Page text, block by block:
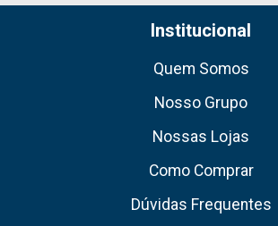
Institucional
Quem Somos
Nosso Grupo
Nossas Lojas
Como Comprar
Dúvidas Frequentes